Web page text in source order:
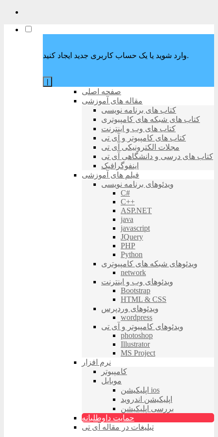
وارد شوید یا یک حساب کاربری جدید ایجاد کنید.
صفحه اصلی
مقاله های آموزشی
کتاب های برنامه نویسی
کتاب های شبکه های کامپیوتری
کتاب های وب و اینترنت
کتاب های کامپیوتر و آی تی
مجلات الکترونیکی آی تی
کتاب های درسی و دانشگاهی آی تی
اینفوگرافیک
فیلم های آموزشی
ویدئوهای برنامه نویسی
C#
C++
ASP.NET
java
javascript
JQuery
PHP
Python
ویدئوهای شبکه های کامپیوتری
network
ویدئوهای وب و اینترنت
Bootstrap
HTML & CSS
ویدئوهای وردپرس
wordpress
ویدئوهای کامپیوتر و آی تی
photoshop
Illustrator
MS Project
نرم افزار
کامپیوتر
موبایل
اپلیکیشن ios
اپلیکیشن اندروید
بررسی اپلیکیشن
حمایت داوطلبانه
تبلیغات در مقاله آی تی